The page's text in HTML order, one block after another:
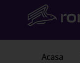
Acasa